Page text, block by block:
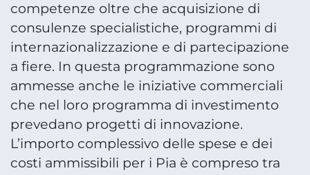
competenze oltre che acquisizione di
consulenze specialistiche, programmi di
internazionalizzazione e di partecipazione
a fiere. In questa programmazione sono
ammesse anche le iniziative commerciali
che nel loro programma di investimento
prevedano progetti di innovazione.
L’importo complessivo delle spese e dei
costi ammissibili per i Pia è compreso tra